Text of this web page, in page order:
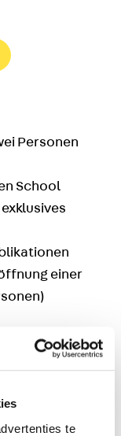
te
Personen
School
einer